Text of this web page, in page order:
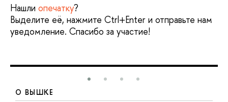
Нашли опечатку?
Выделите её, нажмите Ctrl+Enter и отправьте нам
уведомление. Спасибо за участие!
О ВЫШКЕ